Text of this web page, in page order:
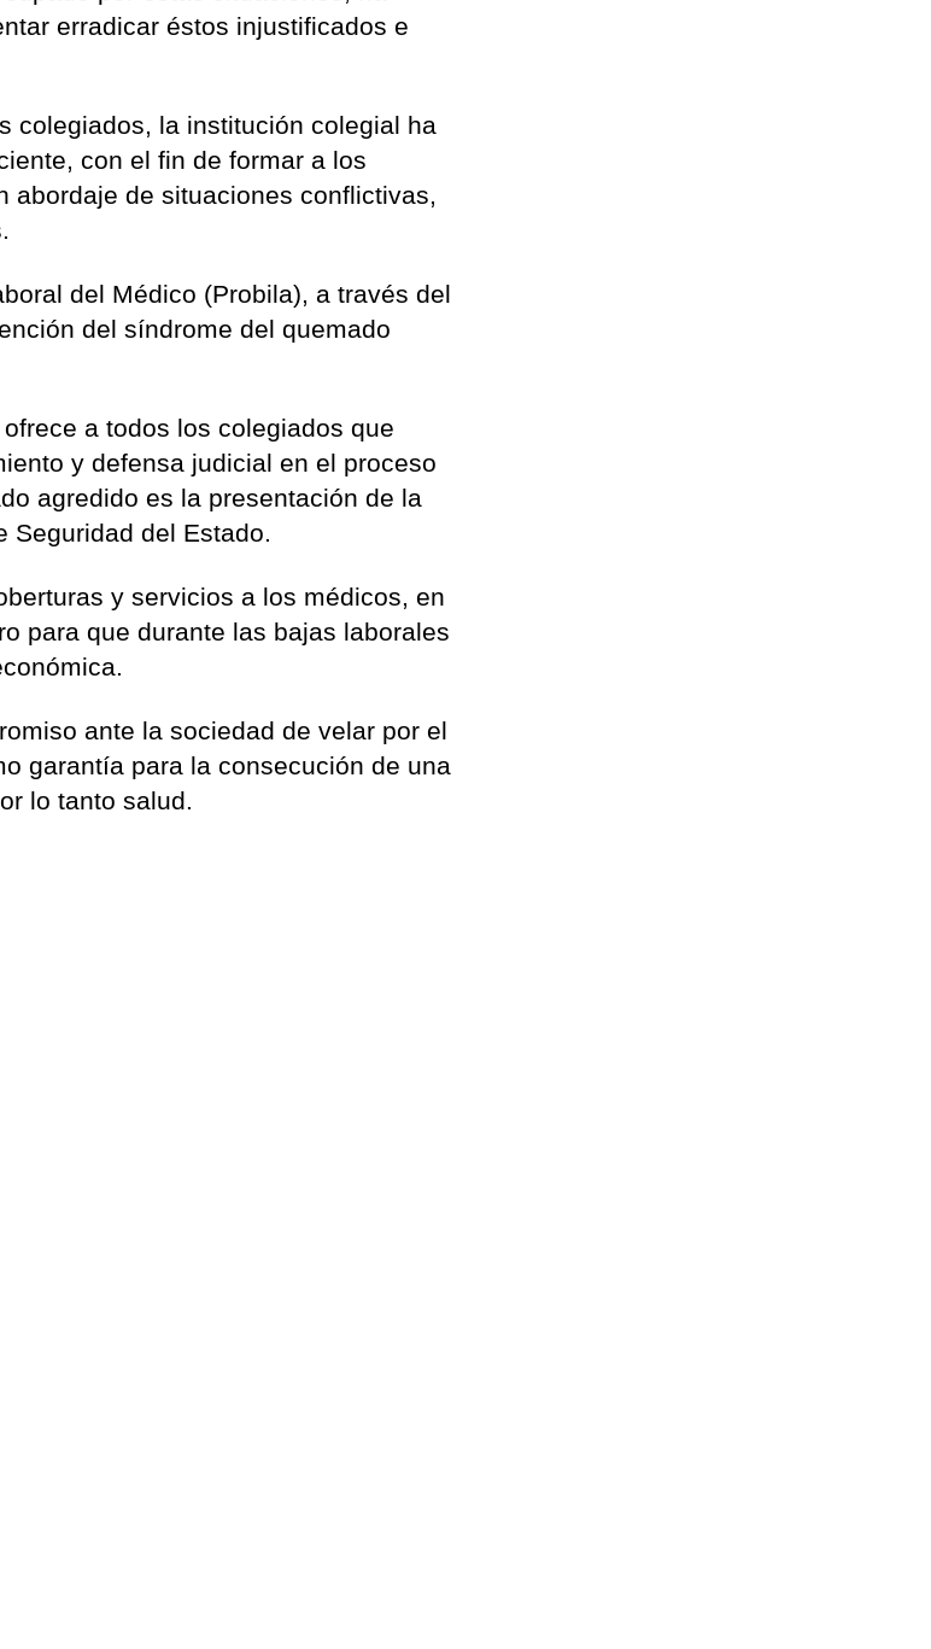
erradicar éstos injustificados e
colegiados, la institución colegial ha
con el fin de formar a los
abordaje de situaciones conflictivas,
del Médico (Probila), a través del
del síndrome del quemado
a todos los colegiados que
y defensa judicial en el proceso
agredido es la presentación de la
Seguridad del Estado.
y servicios a los médicos, en
para que durante las bajas laborales
ante la sociedad de velar por el
garantía para la consecución de una
lo tanto salud.